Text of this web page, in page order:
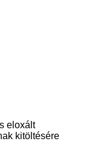
eloxált
kitöltésére